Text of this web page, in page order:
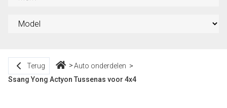
Terug
Auto onderdelen
Ssang Yong Actyon Tussenas voor 4x4